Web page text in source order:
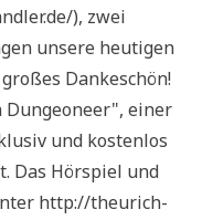
), zwei
unsere heutigen
Dankeschön!
einer
und kostenlos
Das Hörspiel und
http://theurich-